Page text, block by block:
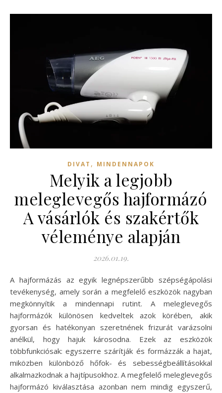
DIVAT , MINDENNAPOK
Melyik a legjobb
meleglevegős hajformázó
A vásárlók és szakértők
véleménye alapján
2026.01.19.
A hajformázás az egyik legnépszerűbb szépségápolási
tevékenység, amely során a megfelelő eszközök nagyban
megkönnyítik a mindennapi rutint. A meleglevegős
hajformázók különösen kedveltek azok körében, akik
gyorsan és hatékonyan szeretnének frizurát varázsolni
anélkül, hogy hajuk károsodna. Ezek az eszközök
többfunkciósak: egyszerre szárítják és formázzák a hajat,
miközben különböző hőfok- és sebességbeállításokkal
alkalmazkodnak a hajtípusokhoz. A megfelelő meleglevegős
hajformázó kiválasztása azonban nem mindig egyszerű,